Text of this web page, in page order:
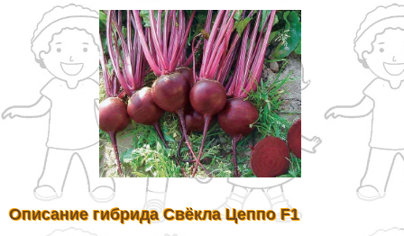
Описание гибрида Свёкла Цеппо F1